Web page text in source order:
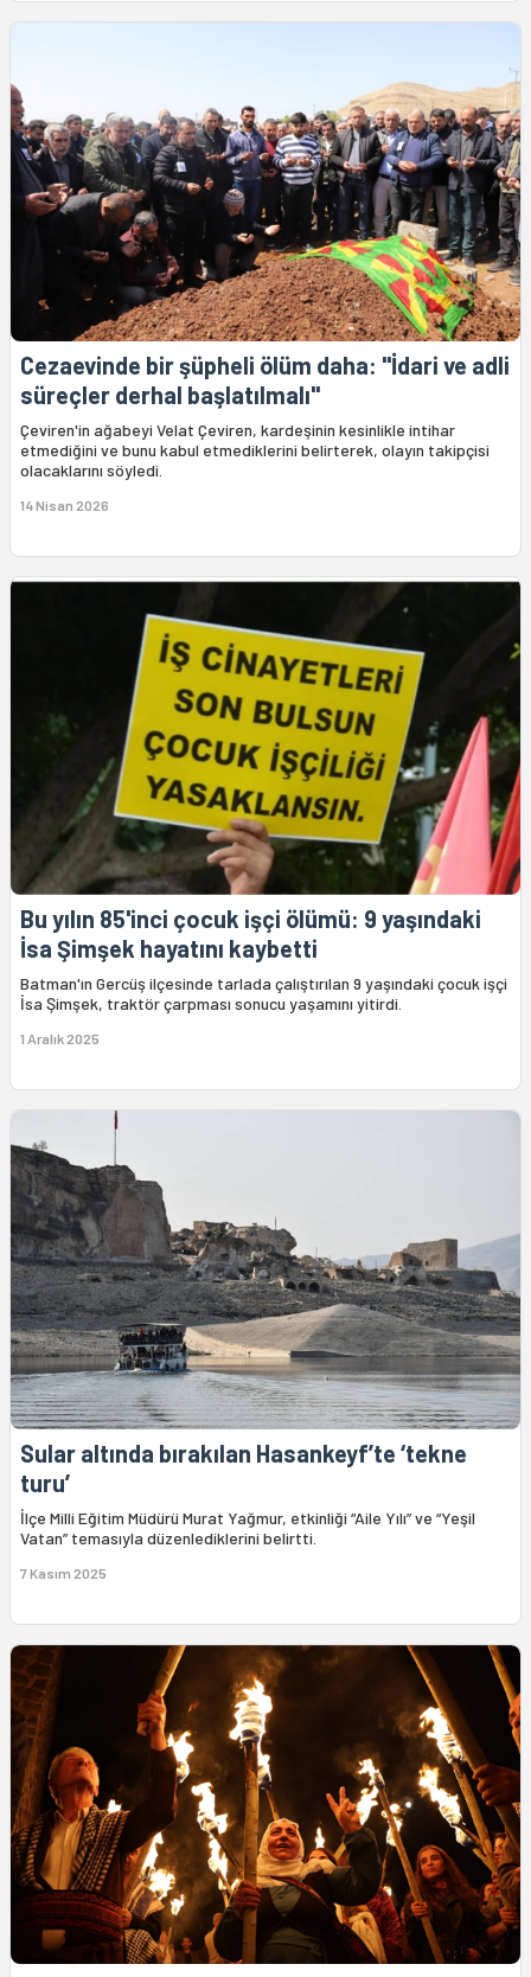
Cezaevinde bir şüpheli ölüm daha: "İdari ve adli
süreçler derhal başlatılmalı"
Çeviren'in ağabeyi Velat Çeviren, kardeşinin kesinlikle intihar
etmediğini ve bunu kabul etmediklerini belirterek, olayın takipçisi
olacaklarını söyledi.
14 Nisan 2026
Bu yılın 85'inci çocuk işçi ölümü: 9 yaşındaki
İsa Şimşek hayatını kaybetti
Batman'ın Gercüş ilçesinde tarlada çalıştırılan 9 yaşındaki çocuk işçi
İsa Şimşek, traktör çarpması sonucu yaşamını yitirdi.
1 Aralık 2025
Sular altında bırakılan Hasankeyf’te ‘tekne
turu’
İlçe Milli Eğitim Müdürü Murat Yağmur, etkinliği “Aile Yılı” ve “Yeşil
Vatan” temasıyla düzenlediklerini belirtti.
7 Kasım 2025